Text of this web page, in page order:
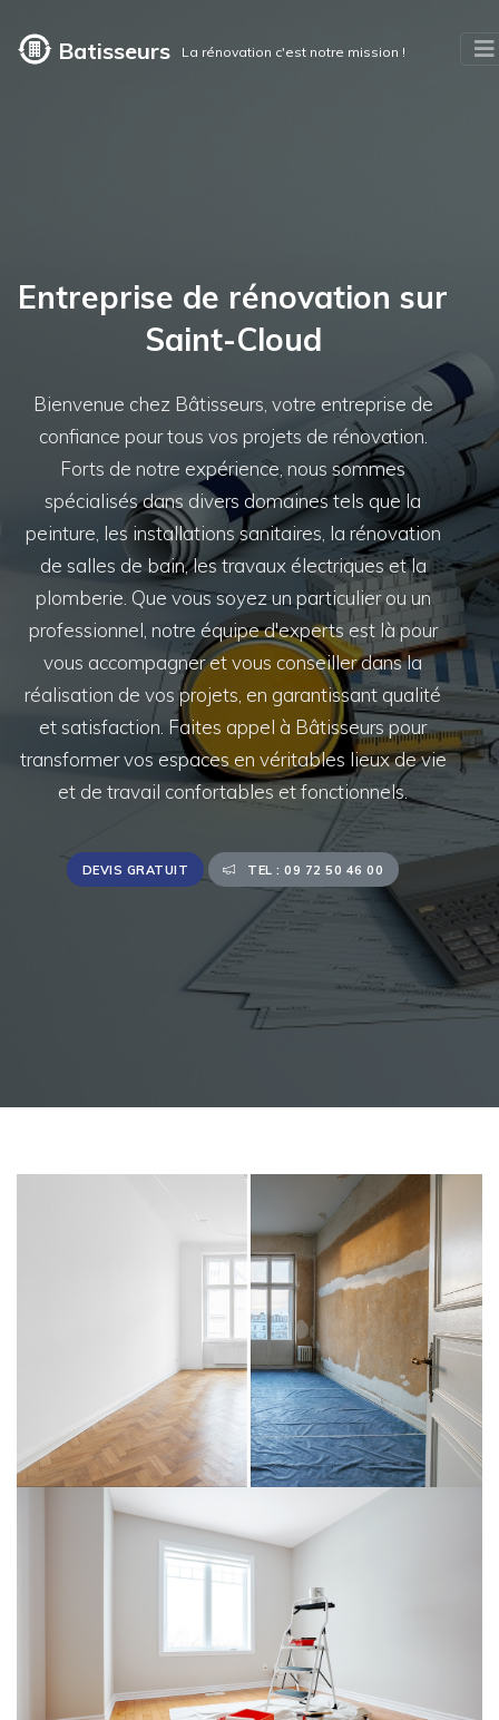
Batisseurs La rénovation c'est notre mission !
Entreprise de rénovation sur
Saint-Cloud
Bienvenue chez Bâtisseurs, votre entreprise de
confiance pour tous vos projets de rénovation.
Forts de notre expérience, nous sommes
spécialisés dans divers domaines tels que la
peinture, les installations sanitaires, la rénovation
de salles de bain, les travaux électriques et la
plomberie. Que vous soyez un particulier ou un
professionnel, notre équipe d'experts est là pour
vous accompagner et vous conseiller dans la
réalisation de vos projets, en garantissant qualité
et satisfaction. Faites appel à Bâtisseurs pour
transformer vos espaces en véritables lieux de vie
et de travail confortables et fonctionnels.
DEVIS GRATUIT TEL : 09 72 50 46 00